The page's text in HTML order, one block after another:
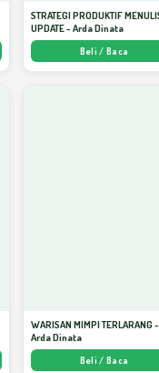
STRATEGI PRODUKTIF
UPDATE - Arda Dinata
Beli / Baca
WARISAN MIMPI TERLARANG -
Arda Dinata
Beli / Baca